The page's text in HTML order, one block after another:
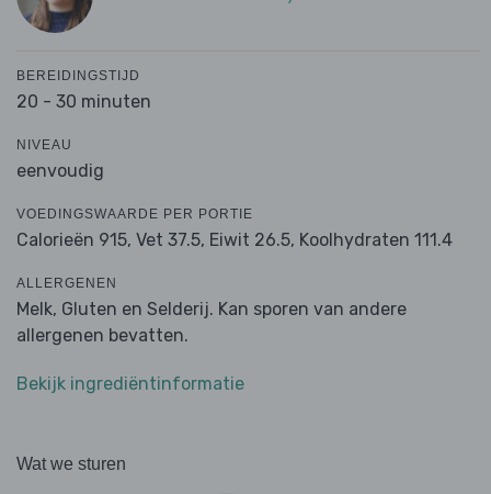
BEREIDINGSTIJD
20 - 30 minuten
NIVEAU
eenvoudig
VOEDINGSWAARDE PER PORTIE
Calorieën 915, Vet 37.5, Eiwit 26.5, Koolhydraten 111.4
ALLERGENEN
Melk, Gluten en Selderij. Kan sporen van andere
allergenen bevatten.
Bekijk ingrediëntinformatie
Wat we sturen